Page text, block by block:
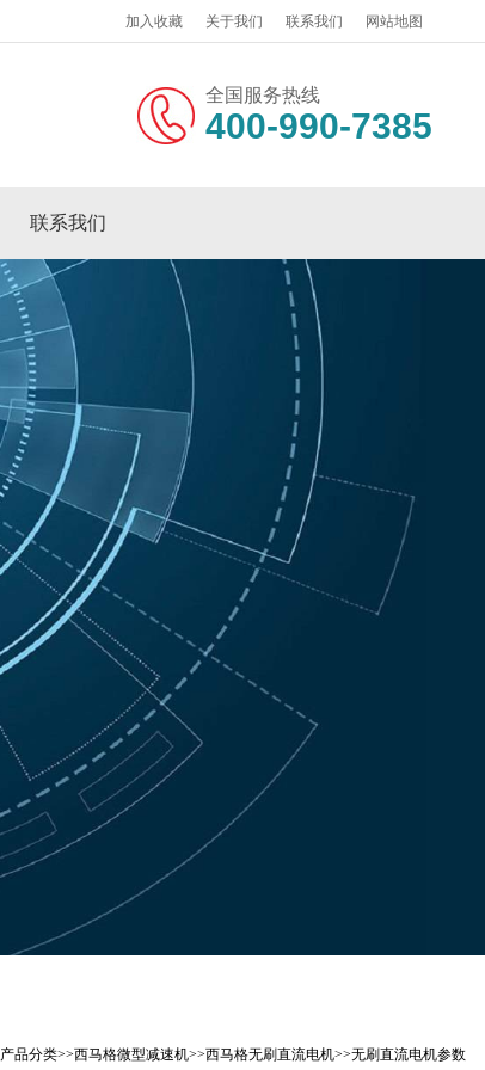
加入收藏 关于我们 联系我们 网站地图
全国服务热线
400-990-7385
联系我们
产品分类>>西马格微型减速机>>西马格无刷直流电机>>无刷直流电机参数